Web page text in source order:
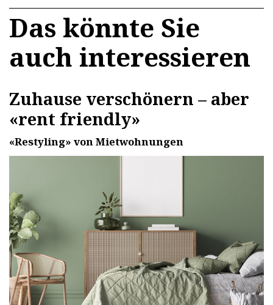
Das könnte Sie
auch interessieren
Zuhause verschönern – aber
«rent friendly»
«Restyling» von Mietwohnungen